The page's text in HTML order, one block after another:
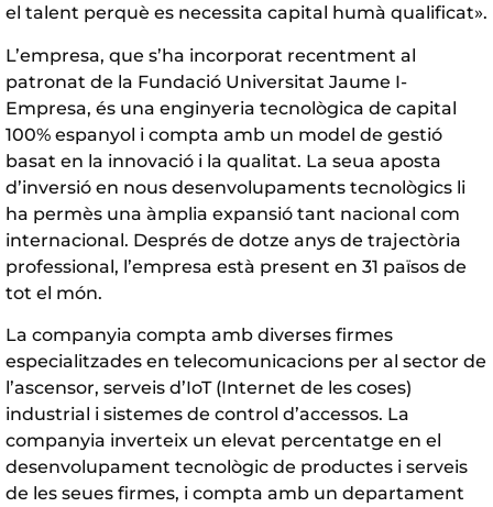
el talent perquè es necessita capital humà qualificat».
L’empresa, que s’ha incorporat recentment al
patronat de la Fundació Universitat Jaume I-
Empresa, és una enginyeria tecnològica de capital
100% espanyol i compta amb un model de gestió
basat en la innovació i la qualitat. La seua aposta
d’inversió en nous desenvolupaments tecnològics li
ha permès una àmplia expansió tant nacional com
internacional. Després de dotze anys de trajectòria
professional, l’empresa està present en 31 països de
tot el món.
La companyia compta amb diverses firmes
especialitzades en telecomunicacions per al sector de
l’ascensor, serveis d’IoT (Internet de les coses)
industrial i sistemes de control d’accessos. La
companyia inverteix un elevat percentatge en el
desenvolupament tecnològic de productes i serveis
de les seues firmes, i compta amb un departament